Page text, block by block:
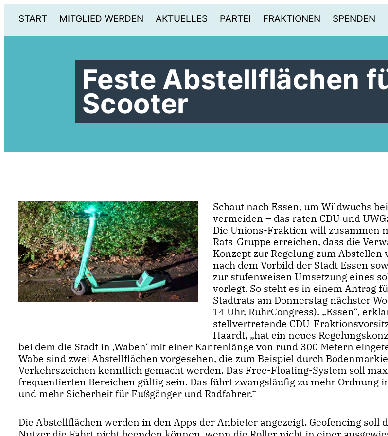
START MITGLIED WERDEN AKTUELLES PARTEI FRAKTIONEN SPENDEN
Feste Abstellflächen
Scooter
Schaut nach Essen, um Wildwuchs
vermeiden – das raten CDU und
Die Unions-Fraktion will zusammen
Rats-Gruppe erreichen, dass die
Konzept zur Regelung zum Abstellen
nach dem Vorbild der Stadt Essen
zur stufenweisen Umsetzung eines
vorlegt. So steht es in einem Antrag
Stadtrats am Donnerstag nächster
14 Uhr, RuhrCongress). „Essen“,
stellvertretende CDU-
Haardt, „hat ein neues
bei dem die Stadt in ‚Waben‘ mit einer Kantenlänge von rund 300 Metern
Wabe sind zwei Abstellflächen vorgesehen, die zum Beispiel durch
Verkehrszeichen kenntlich gemacht werden. Das Free-Floating-System soll
frequentierten Bereichen gültig sein. Das führt zwangsläufig zu mehr Ordnung
und mehr Sicherheit für Fußgänger und Radfahrer.“
Die Abstellflächen werden in den Apps der Anbieter angezeigt. Geofencing soll